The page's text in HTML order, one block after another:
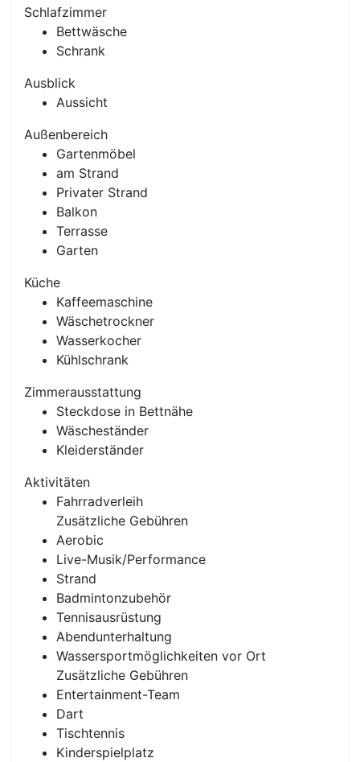
Previous
Schlafzimmer
Bettwäsche
Schrank
Ausblick
Aussicht
Außenbereich
Gartenmöbel
am Strand
Privater Strand
Balkon
Terrasse
Garten
Küche
Kaffeemaschine
Wäschetrockner
Wasserkocher
Kühlschrank
Zimmerausstattung
Steckdose in Bettnähe
Wäscheständer
Kleiderständer
Aktivitäten
Fahrradverleih
Zusätzliche Gebühren
Aerobic
Live-Musik/Performance
Strand
Badmintonzubehör
Tennisausrüstung
Abendunterhaltung
Wassersportmöglichkeiten vor Ort
Zusätzliche Gebühren
Entertainment-Team
Dart
Tischtennis
Kinderspielplatz